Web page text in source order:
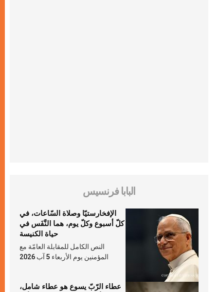
البابا فرنسيس
الإفخارستيّا وصلاة السّاعات، في
كلّ أسبوع وكلّ يوم، هما النَّفَس في
حياة الكنيسة
النص الكامل للمقابلة العامّة مع
المؤمنين يوم الأربعاء 5 آب 2026
عطاء الرّبّ يسوع هو عطاء شامل،